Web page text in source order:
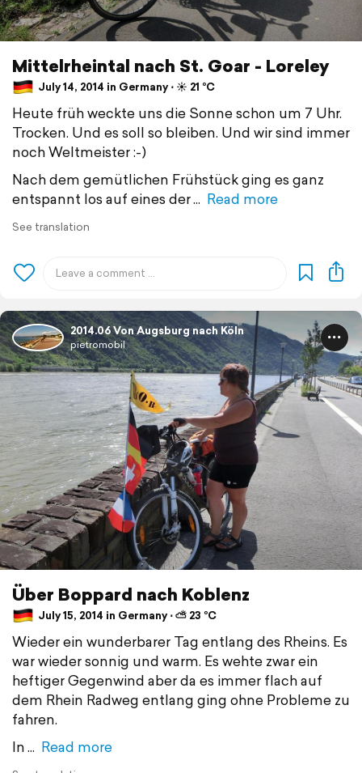
Mittelrheintal nach St. Goar - Loreley
July 14, 2014 in Germany ⋅ ☀️ 21 °C
Heute früh weckte uns die Sonne schon um 7 Uhr.
Trocken. Und es soll so bleiben. Und wir sind immer
noch Weltmeister :-)
Nach dem gemütlichen Frühstück ging es ganz
entspannt los auf eines der
Read more
See translation
2014.06 Von Augsburg nach Köln
pietromobil
Über Boppard nach Koblenz
July 15, 2014 in Germany ⋅ ⛅ 23 °C
Wieder ein wunderbarer Tag entlang des Rheins. Es
war wieder sonnig und warm. Es wehte zwar ein
heftiger Gegenwind aber da es immer flach auf
dem Rhein Radweg entlang ging ohne Probleme zu
fahren.
In
Read more